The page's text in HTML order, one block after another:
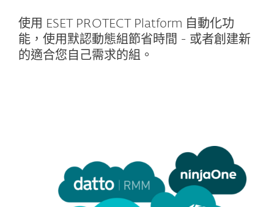
使用 ESET PROTECT Platform 自動化功
能，使用默認動態組節省時間 - 或者創建新
的適合您自己需求的組。